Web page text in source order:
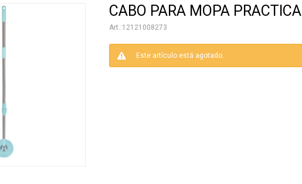
CABO PARA MOPA PRACTICA
12121008273
Este artículo está agotado.